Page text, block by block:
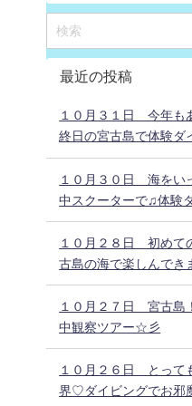
最近の投稿
１０月３１日 今年も
終日の宮古島で体験
１０月３０日 海をい
中スクーターで♫体
１０月２８日 初めて
古島の海で楽しんで
１０月２７日 宮古島
中観察ツアー☆彡
１０月２６日 とって
界♡ダイビングでお邪